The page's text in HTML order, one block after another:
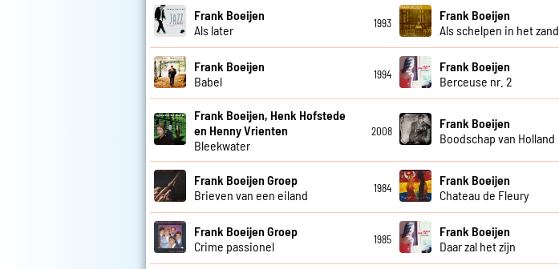
Frank Boeijen
Als later
1993
Frank Boeijen
Als schelpen in het zand
Frank Boeijen
Babel
1994
Frank Boeijen
Berceuse nr. 2
Frank Boeijen, Henk Hofstede
en Henny Vrienten
Bleekwater
2008
Frank Boeijen
Boodschap van Holland
Frank Boeijen Groep
Brieven van een eiland
1984
Frank Boeijen
Chateau de Fleury
Frank Boeijen Groep
Crime passionel
1985
Frank Boeijen
Daar zal het zijn